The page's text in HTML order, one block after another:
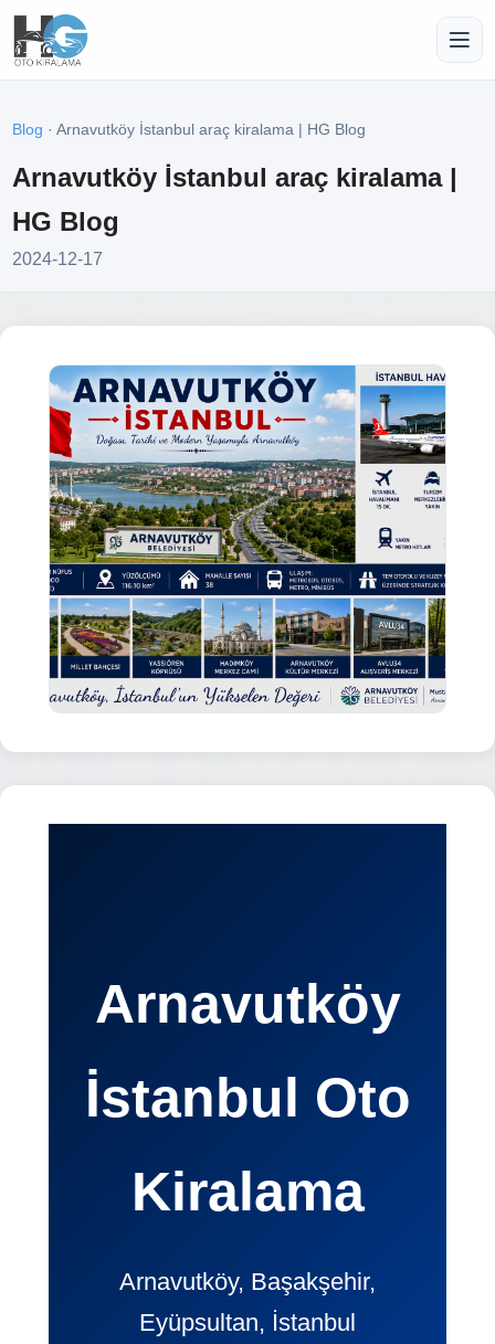
Blog · Arnavutköy İstanbul araç kiralama | HG Blog
Arnavutköy İstanbul araç kiralama |
HG Blog
2024-12-17
Arnavutköy
İstanbul Oto
Kiralama
Arnavutköy, Başakşehir,
Eyüpsultan, İstanbul